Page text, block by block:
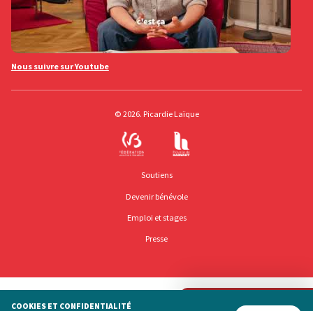
Nous suivre sur Youtube
© 2026. Picardie Laïque
Soutiens
Devenir bénévole
Emploi et stages
Presse
COOKIES ET CONFIDENTIALITÉ